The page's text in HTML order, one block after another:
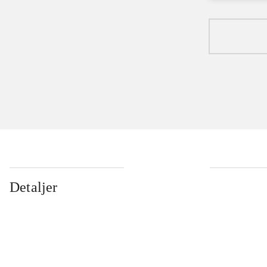
Detaljer